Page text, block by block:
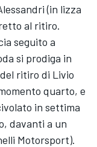
(in lizza
al ritiro.
seguito a
si prodiga in
ritiro di Livio
quarto, e
in settima
davanti a un
Motorsport).